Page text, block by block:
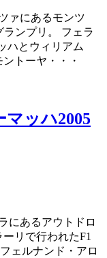
ァにあるモンツ
ランプリ。 フェラ
ハとウィリアム
トーヤ・・・
ッハ2005
にあるアウトドロ
リで行われたF1
ェルナンド・アロ